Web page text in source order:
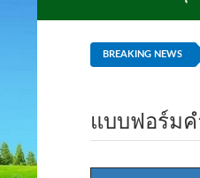
BREAKING NEWS
แบบฟอร์มค